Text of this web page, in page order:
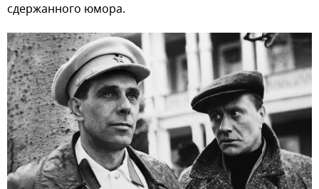
сдержанного юмора.